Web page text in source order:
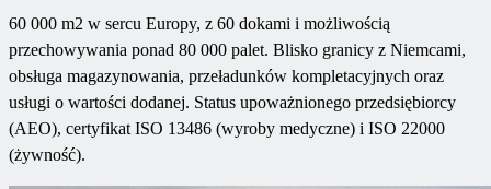
60 000 m2 w sercu Europy, z 60 dokami i możliwością
przechowywania ponad 80 000 palet. Blisko granicy z Niemcami,
obsługa magazynowania, przeładunków kompletacyjnych oraz
usługi o wartości dodanej. Status upoważnionego przedsiębiorcy
(AEO), certyfikat ISO 13486 (wyroby medyczne) i ISO 22000
(żywność).